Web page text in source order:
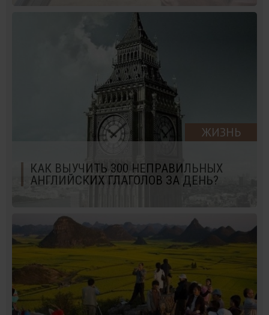
ЖИЗНЬ
КАК ВЫУЧИТЬ 300 НЕПРАВИЛЬНЫХ
АНГЛИЙСКИХ ГЛАГОЛОВ ЗА ДЕНЬ?